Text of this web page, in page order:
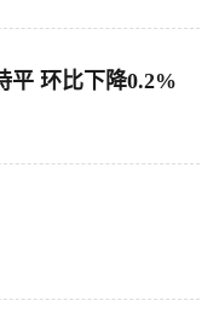
平 环比下降0.2%